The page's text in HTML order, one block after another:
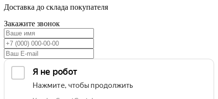
Доставка до склада покупателя
Закажите звонок